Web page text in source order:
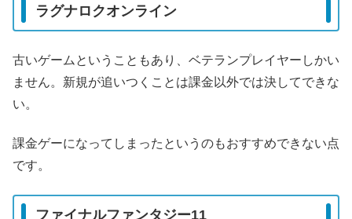
ラグナロクオンライン
古いゲームということもあり、ベテランプレイヤーしかい
ません。新規が追いつくことは課金以外では決してできな
い。
課金ゲーになってしまったというのもおすすめできない点
です。
ファイナルファンタジー11